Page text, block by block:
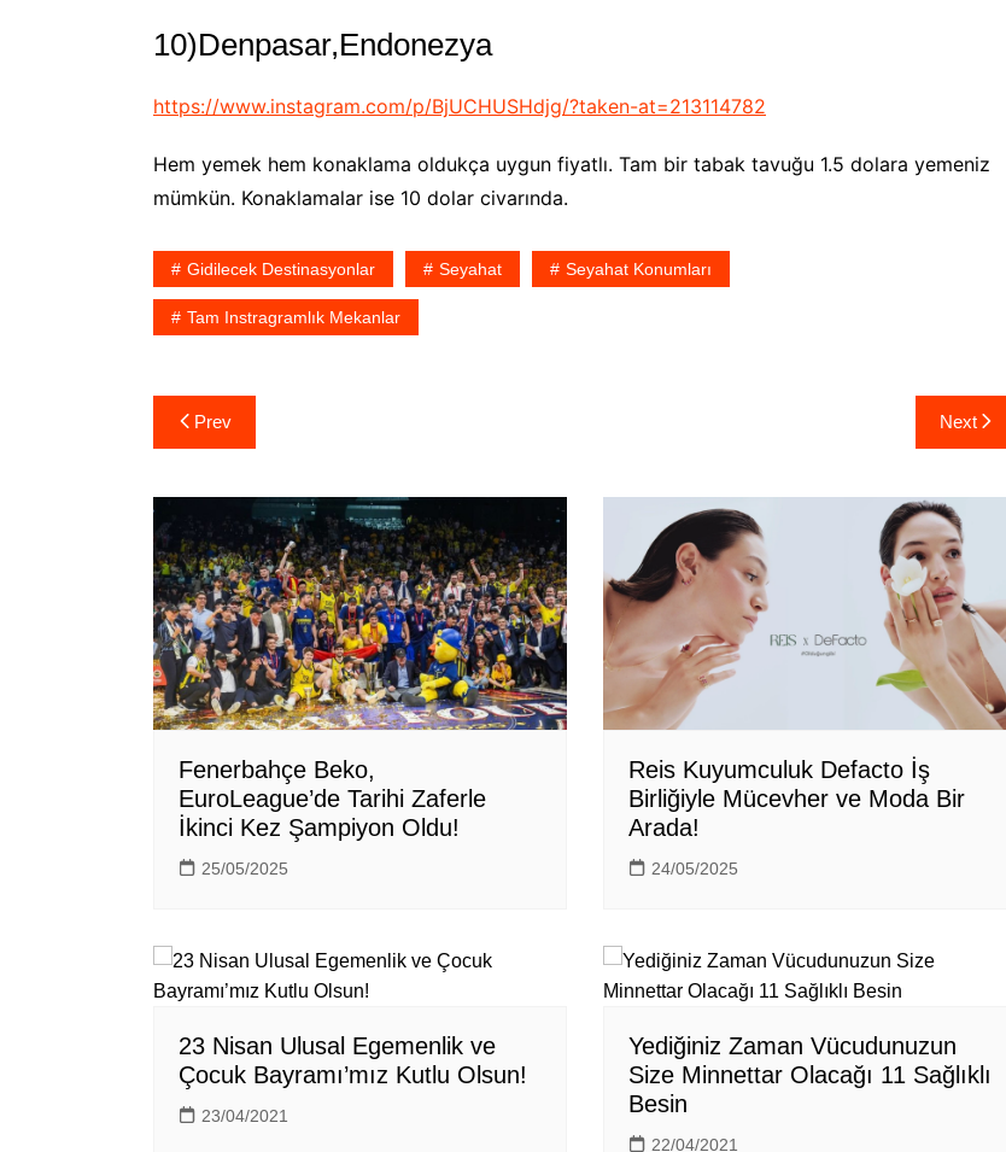
10)Denpasar,Endonezya
https://www.instagram.com/p/BjUCHUSHdjg/?taken-at=213114782
Hem yemek hem konaklama oldukça uygun fiyatlı. Tam bir tabak tavuğu 1.5 dolara yemeniz
mümkün. Konaklamalar ise 10 dolar civarında.
Gidilecek Destinasyonlar Seyahat Seyahat Konumları
Tam Instragramlık Mekanlar
Yazı
gezinmesi
Prev Next
Fenerbahçe Beko,
EuroLeague’de Tarihi Zaferle
İkinci Kez Şampiyon Oldu!
25/05/2025
Reis Kuyumculuk Defacto İş
Birliğiyle Mücevher ve Moda Bir
Arada!
24/05/2025
23 Nisan Ulusal Egemenlik ve
Çocuk Bayramı’mız Kutlu Olsun!
23/04/2021
Yediğiniz Zaman Vücudunuzun
Size Minnettar Olacağı 11 Sağlıklı
Besin
22/04/2021